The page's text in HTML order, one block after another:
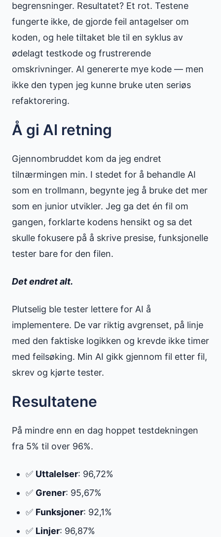
begrensninger. Resultatet? Et rot. Testene
fungerte ikke, de gjorde feil antagelser om
koden, og hele tiltaket ble til en syklus av
ødelagt testkode og frustrerende
omskrivninger. AI genererte mye kode — men
ikke den typen jeg kunne bruke uten seriøs
refaktorering.
Å gi AI retning
Gjennombruddet kom da jeg endret
tilnærmingen min. I stedet for å behandle AI
som en trollmann, begynte jeg å bruke det mer
som en junior utvikler. Jeg ga det én fil om
gangen, forklarte kodens hensikt og sa det
skulle fokusere på å skrive presise, funksjonelle
tester bare for den filen.
Det endret alt.
Plutselig ble tester lettere for AI å
implementere. De var riktig avgrenset, på linje
med den faktiske logikken og krevde ikke timer
med feilsøking. Min AI gikk gjennom fil etter fil,
skrev og kjørte tester.
Resultatene
På mindre enn en dag hoppet testdekningen
fra 5% til over 96%.
✅ Uttalelser: 96,72%
✅ Grener: 95,67%
✅ Funksjoner: 92,1%
✅ Linjer: 96,87%